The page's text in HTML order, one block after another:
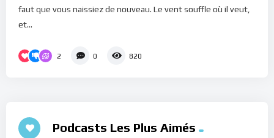
faut que vous naissiez de nouveau. Le vent souffle où il veut,
et...
2 0 820
Podcasts Les Plus Aimés